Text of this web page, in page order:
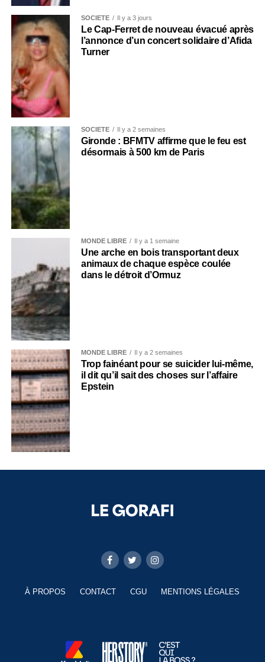
SOCIÉTÉ Il y a 3 jours
Le Cap-Ferret de nouveau évacué après
l’annonce d’un concert solidaire d’Afida
Turner
SOCIÉTÉ Il y a 2 semaines
Gironde : BFMTV affirme que le feu est
désormais à 500 km de Paris
MONDE LIBRE Il y a 1 semaine
Une arche en bois transportant deux
animaux de chaque espèce coulée
dans le détroit d’Ormuz
MONDE LIBRE Il y a 2 semaines
Trop fainéant pour se suicider lui-même,
il dit qu’il sait des choses sur l’affaire
Epstein
À PROPOS CONTACT CGU MENTIONS LÉGALES